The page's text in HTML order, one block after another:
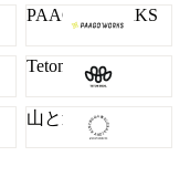
PAAGO WORKS
Teton Bros.
山と道